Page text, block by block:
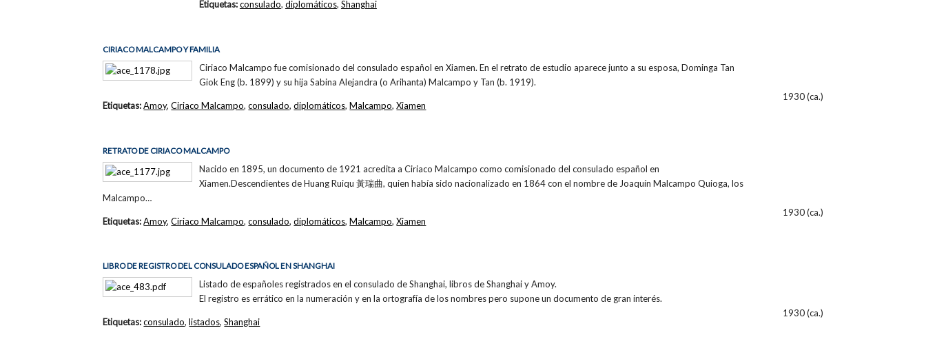
Etiquetas:consulado, diplomáticos, Shanghai
CIRIACO MALCAMPO Y FAMILIA
Ciriaco Malcampo fue comisionado del consulado español en Xiamen. En el retrato de estudio aparece junto a su esposa, Dominga Tan
Giok Eng (b. 1899) y su hija Sabina Alejandra (o Arihanta) Malcampo y Tan (b. 1919).
1930 (ca.)
Etiquetas:Amoy,Ciriaco Malcampo,consulado,diplomáticos,Malcampo,Xiamen
RETRATO DE CIRIACO MALCAMPO
Nacido en 1895, un documento de 1921 acredita a Ciriaco Malcampo como comisionado del consulado español en
Xiamen.Descendientes de Huang Ruiqu 黃瑞曲, quien había sido nacionalizado en 1864 con el nombre de Joaquín Malcampo Quioga, los
Malcampo…
1930 (ca.)
Etiquetas:Amoy,Ciriaco Malcampo,consulado,diplomáticos,Malcampo,Xiamen
LIBRO DE REGISTRO DEL CONSULADO ESPAÑOL EN SHANGHAI
Listado de españoles registrados en el consulado de Shanghai, libros de Shanghai y Amoy.
El registro es errático en la numeración y en la ortografía de los nombres pero supone un documento de gran interés.
1930 (ca.)
Etiquetas:consulado,listados,Shanghai